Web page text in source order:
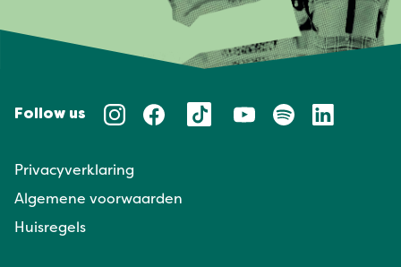
Follow us
Privacyverklaring
Algemene voorwaarden
Huisregels